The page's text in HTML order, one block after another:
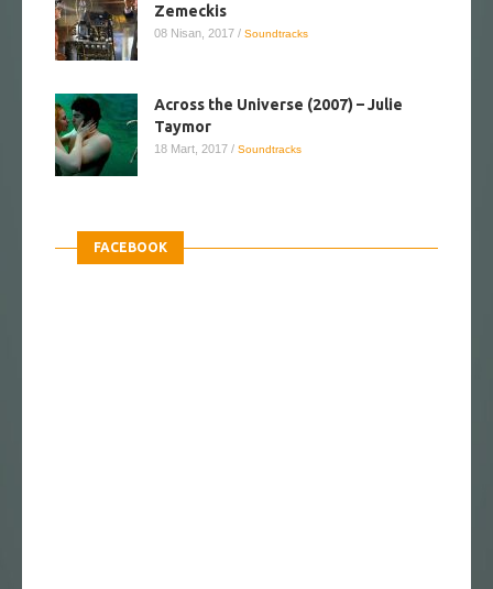
Zemeckis
08 Nisan, 2017 / Soundtracks
Across the Universe (2007) – Julie
Taymor
18 Mart, 2017 / Soundtracks
FACEBOOK